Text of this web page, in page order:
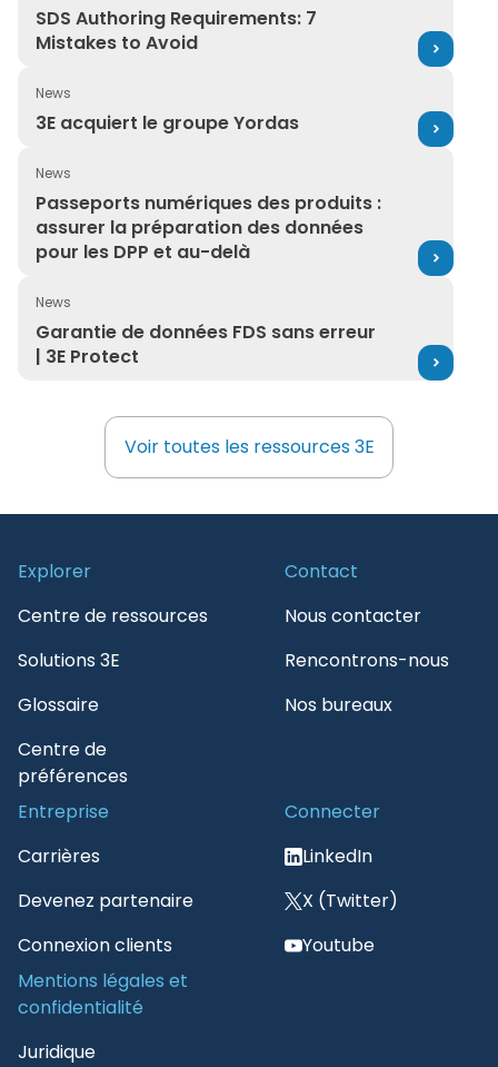
that support EHS, and has been
interviewed about workplace
USA Today.
SDS Authoring Requirements: 7
Mistakes to Avoid
SDS Authoring Requirements: 7 Mistakes to Avoid
News
3E acquiert le groupe Yordas
3E acquiert le groupe Yordas
News
Passeports numériques des produits :
assurer la préparation des données
pour les DPP et au-delà
Passeports numériques des produits : assurer la
News
Garantie de données FDS sans erreur
| 3E Protect
Garantie de données FDS sans erreur | 3E Protect
Voir toutes les ressources 3E
Voir toutes les ressources 3E
Explorer
Centre de ressources
Solutions 3E
Glossaire
Centre de
préférences
Contact
Nous contacter
Rencontrons-nous
Nos bureaux
Entreprise
Carrières
Devenez partenaire
Connexion clients
Connecter
LinkedIn
X (Twitter)
Youtube
Mentions légales et
confidentialité
Juridique